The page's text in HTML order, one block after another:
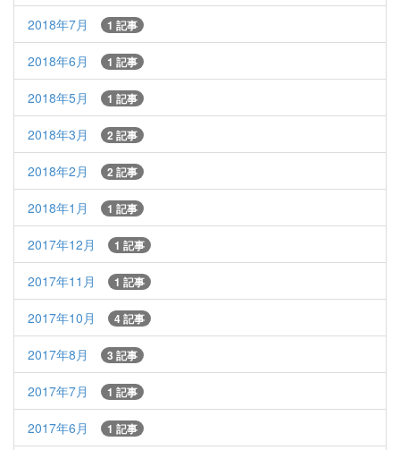
2018年7月 1 記事
2018年6月 1 記事
2018年5月 1 記事
2018年3月 2 記事
2018年2月 2 記事
2018年1月 1 記事
2017年12月 1 記事
2017年11月 1 記事
2017年10月 4 記事
2017年8月 3 記事
2017年7月 1 記事
2017年6月 1 記事